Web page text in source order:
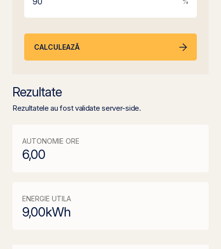
CALCULEAZĂ
Rezultate
Rezultatele au fost validate server-side.
AUTONOMIE ORE
6,00
ENERGIE UTILA
9,00kWh